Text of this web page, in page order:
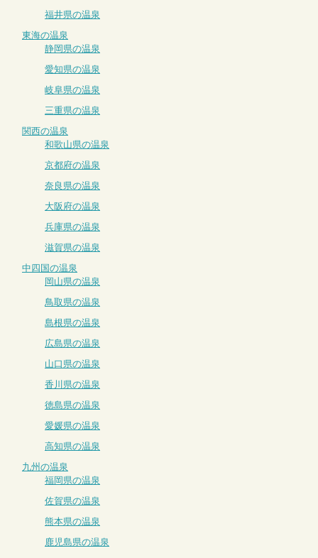
福井県の温泉
東海の温泉
静岡県の温泉
愛知県の温泉
岐阜県の温泉
三重県の温泉
関西の温泉
和歌山県の温泉
京都府の温泉
奈良県の温泉
大阪府の温泉
兵庫県の温泉
滋賀県の温泉
中四国の温泉
岡山県の温泉
鳥取県の温泉
島根県の温泉
広島県の温泉
山口県の温泉
香川県の温泉
徳島県の温泉
愛媛県の温泉
高知県の温泉
九州の温泉
福岡県の温泉
佐賀県の温泉
熊本県の温泉
鹿児島県の温泉